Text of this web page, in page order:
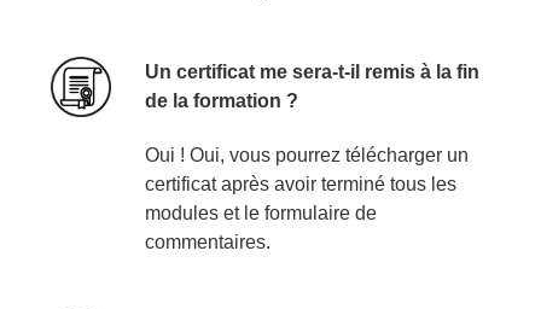
Un certificat me sera-t-il remis à la fin
de la formation ?
Oui ! Oui, vous pourrez télécharger un
certificat après avoir terminé tous les
modules et le formulaire de
commentaires.